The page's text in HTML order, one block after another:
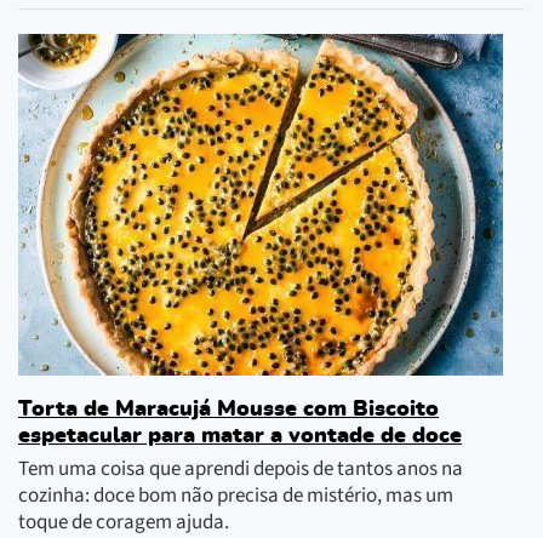
Torta de Maracujá Mousse com Biscoito
espetacular para matar a vontade de doce
Tem uma coisa que aprendi depois de tantos anos na
cozinha: doce bom não precisa de mistério, mas um
toque de coragem ajuda.